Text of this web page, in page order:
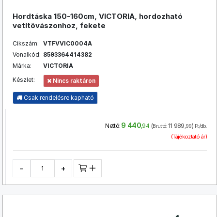
Hordtáska 150-160cm, VICTORIA, hordozható
vetítővászonhoz, fekete
Cikszám:
VTFVVIC0004A
Vonalkód: 8593364414382
Márka:
VICTORIA
Készlet:
Nincs raktáron
Csak rendelésre kapható
Nettó: 9 440,94 (Bruttó: 11 989,99) Ft/db.
(Tájékoztató ár)
− +